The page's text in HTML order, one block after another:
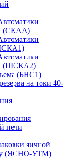
(СКАА)
(ШСКА2)
(БНС1)
на токи 40-
печи
яичной
(ЯСНО-УТМ)